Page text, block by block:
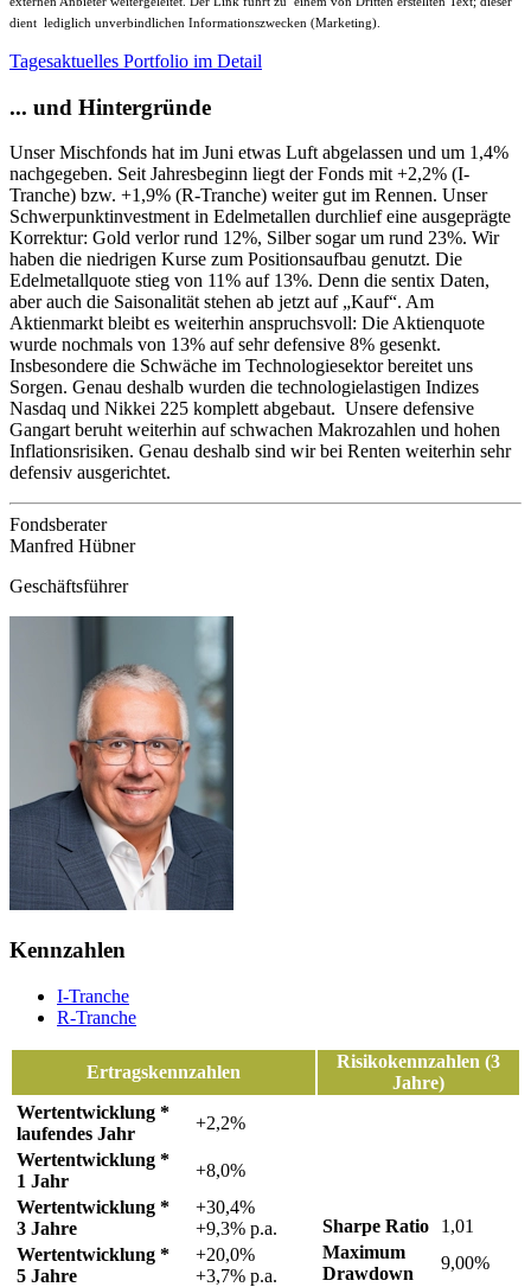
dient lediglich unverbindlichen Informationszwecken (Marketing).
Tagesaktuelles Portfolio im Detail
... und Hintergründe
Unser Mischfonds hat im Juni etwas Luft abgelassen und um 1,4%
nachgegeben. Seit Jahresbeginn liegt der Fonds mit +2,2% (I-
Tranche) bzw. +1,9% (R-Tranche) weiter gut im Rennen. Unser
Schwerpunktinvestment in Edelmetallen durchlief eine ausgeprägte
Korrektur: Gold verlor rund 12%, Silber sogar um rund 23%. Wir
haben die niedrigen Kurse zum Positionsaufbau genutzt. Die
Edelmetallquote stieg von 11% auf 13%. Denn die sentix Daten,
aber auch die Saisonalität stehen ab jetzt auf „Kauf“. Am
Aktienmarkt bleibt es weiterhin anspruchsvoll: Die Aktienquote
wurde nochmals von 13% auf sehr defensive 8% gesenkt.
Insbesondere die Schwäche im Technologiesektor bereitet uns
Sorgen. Genau deshalb wurden die technologielastigen Indizes
Nasdaq und Nikkei 225 komplett abgebaut. Unsere defensive
Gangart beruht weiterhin auf schwachen Makrozahlen und hohen
Inflationsrisiken. Genau deshalb sind wir bei Renten weiterhin sehr
defensiv ausgerichtet.
Fondsberater
Manfred Hübner
Geschäftsführer
Kennzahlen
I-Tranche
R-Tranche
Ertragskennzahlen
Risikokennzahlen (3
Jahre)
Wertentwicklung *
laufendes Jahr
+2,2%
Wertentwicklung *
1 Jahr
+8,0%
Wertentwicklung *
3 Jahre
+30,4%
+9,3% p.a.
Wertentwicklung *
5 Jahre
+20,0%
+3,7% p.a.
Sharpe Ratio
1,01
Maximum
Drawdown
9,00%